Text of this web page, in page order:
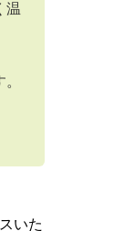
温
いた